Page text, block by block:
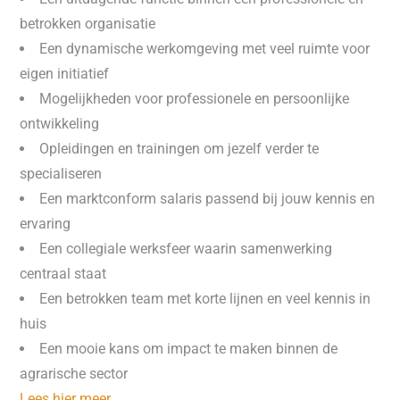
betrokken organisatie
Een dynamische werkomgeving met veel ruimte voor
eigen initiatief
Mogelijkheden voor professionele en persoonlijke
ontwikkeling
Opleidingen en trainingen om jezelf verder te
specialiseren
Een marktconform salaris passend bij jouw kennis en
ervaring
Een collegiale werksfeer waarin samenwerking
centraal staat
Een betrokken team met korte lijnen en veel kennis in
huis
Een mooie kans om impact te maken binnen de
agrarische sector